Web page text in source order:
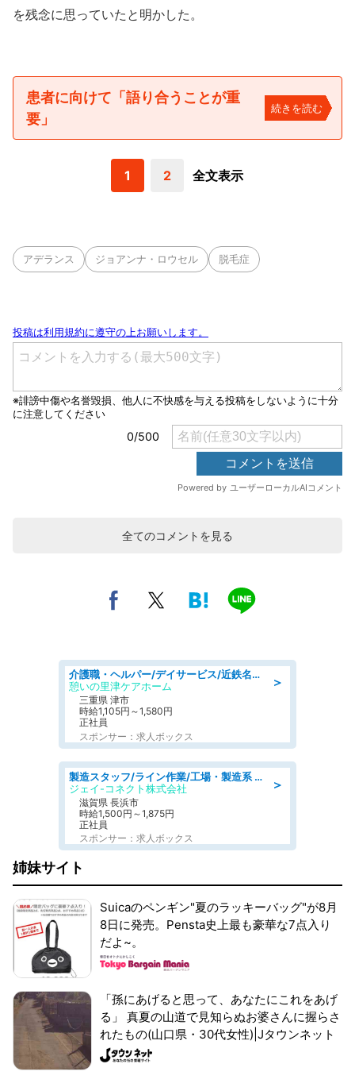
を残念に思っていたと明かした。
患者に向けて「語り合うことが重
要」
続きを読む
1 2 全文表示
アデランス ジョアンナ・ロウセル 脱毛症
全てのコメントを見る
＞
介護職・ヘルパー/デイサービス/近鉄名古屋線 高田本山/津市/三重県
憩いの里津ケアホーム
三重県 津市
時給1,105円～1,580円
正社員
スポンサー：求人ボックス
＞
製造スタッフ/ライン作業/工場・製造系 エンジン部品の機械加工/未経験可/昼食代無料
ジェイ-コネクト株式会社
滋賀県 長浜市
時給1,500円～1,875円
正社員
スポンサー：求人ボックス
姉妹サイト
Suicaのペンギン"夏のラッキーバッグ"が8月
8日に発売。Pensta史上最も豪華な7点入り
だよ~。
「孫にあげると思って、あなたにこれをあげ
る」 真夏の山道で見知らぬお婆さんに握らさ
れたもの(山口県・30代女性)|Jタウンネット